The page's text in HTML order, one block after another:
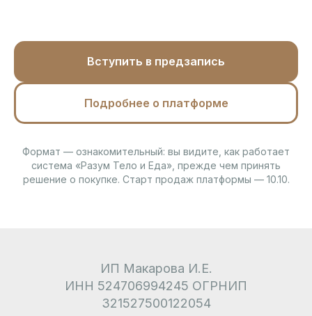
Вступить в предзапись
Подробнее о платформе
Формат — ознакомительный: вы видите, как работает
система «Разум Тело и Еда», прежде чем принять
решение о покупке. Старт продаж платформы — 10.10.
ИП Макарова И.Е.
ИНН 524706994245 ОГРНИП
321527500122054